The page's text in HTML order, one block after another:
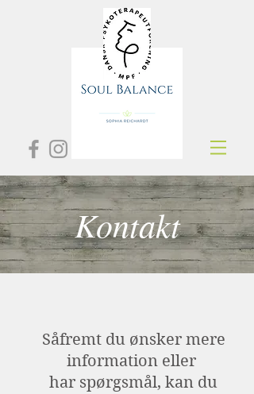
Kontakt
Såfremt du ønsker mere
information eller
har spørgsmål, kan du